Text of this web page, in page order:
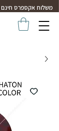
משלוח אקספרס חינם בקניה מעל 350